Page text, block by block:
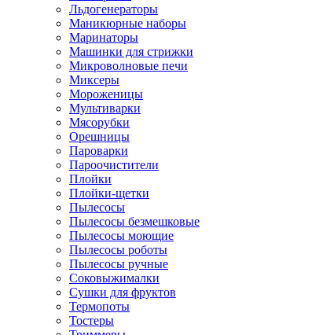
Льдогенераторы
Маникюрные наборы
Маринаторы
Машинки для стрижки
Микроволновые печи
Миксеры
Мороженицы
Мультиварки
Мясорубки
Орешницы
Пароварки
Пароочистители
Плойки
Плойки-щетки
Пылесосы
Пылесосы безмешковые
Пылесосы моющие
Пылесосы роботы
Пылесосы ручные
Соковыжималки
Сушки для фруктов
Термопоты
Тостеры